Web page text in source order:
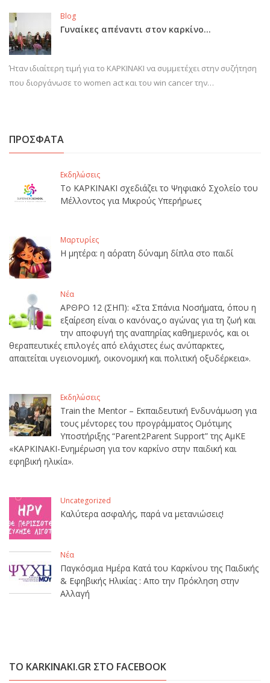
Blog
Γυναίκες απέναντι στον καρκίνο…
Ήταν ιδιαίτερη τιμή για το ΚΑΡΚΙΝΑΚΙ να συμμετέχει στην συζήτηση
που διοργάνωσε το women act και του win cancer την…
ΠΡΟΣΦΑΤΑ
Εκδηλώσεις
Το ΚΑΡΚΙΝΑΚΙ σχεδιάζει το Ψηφιακό Σχολείο του
Μέλλοντος για Μικρούς Υπερήρωες
Μαρτυρίες
Η μητέρα: η αόρατη δύναμη δίπλα στο παιδί
Νέα
ΑΡΘΡΟ 12 (ΣΗΠ): «Στα Σπάνια Νοσήματα, όπου η
εξαίρεση είναι ο κανόνας,ο αγώνας για τη ζωή και
την αποφυγή της αναπηρίας καθημερινός, και οι
θεραπευτικές επιλογές από ελάχιστες έως ανύπαρκτες,
απαιτείται υγειονομική, οικονομική και πολιτική οξυδέρκεια».
Εκδηλώσεις
Train the Mentor – Εκπαιδευτική Ενδυνάμωση για
τους μέντορες του προγράμματος Ομότιμης
Υποστήριξης “Parent2Parent Support” της ΑμΚΕ
«ΚΑΡΚΙΝΑΚΙ-Ενημέρωση για τον καρκίνο στην παιδική και
εφηβική ηλικία».
Uncategorized
Καλύτερα ασφαλής, παρά να μετανιώσεις!
Νέα
Παγκόσμια Ημέρα Κατά του Καρκίνου της Παιδικής
& Εφηβικής Ηλικίας : Απο την Πρόκληση στην
Αλλαγή
ΤΟ KARKINAKI.GR ΣΤΟ FACEBOOK